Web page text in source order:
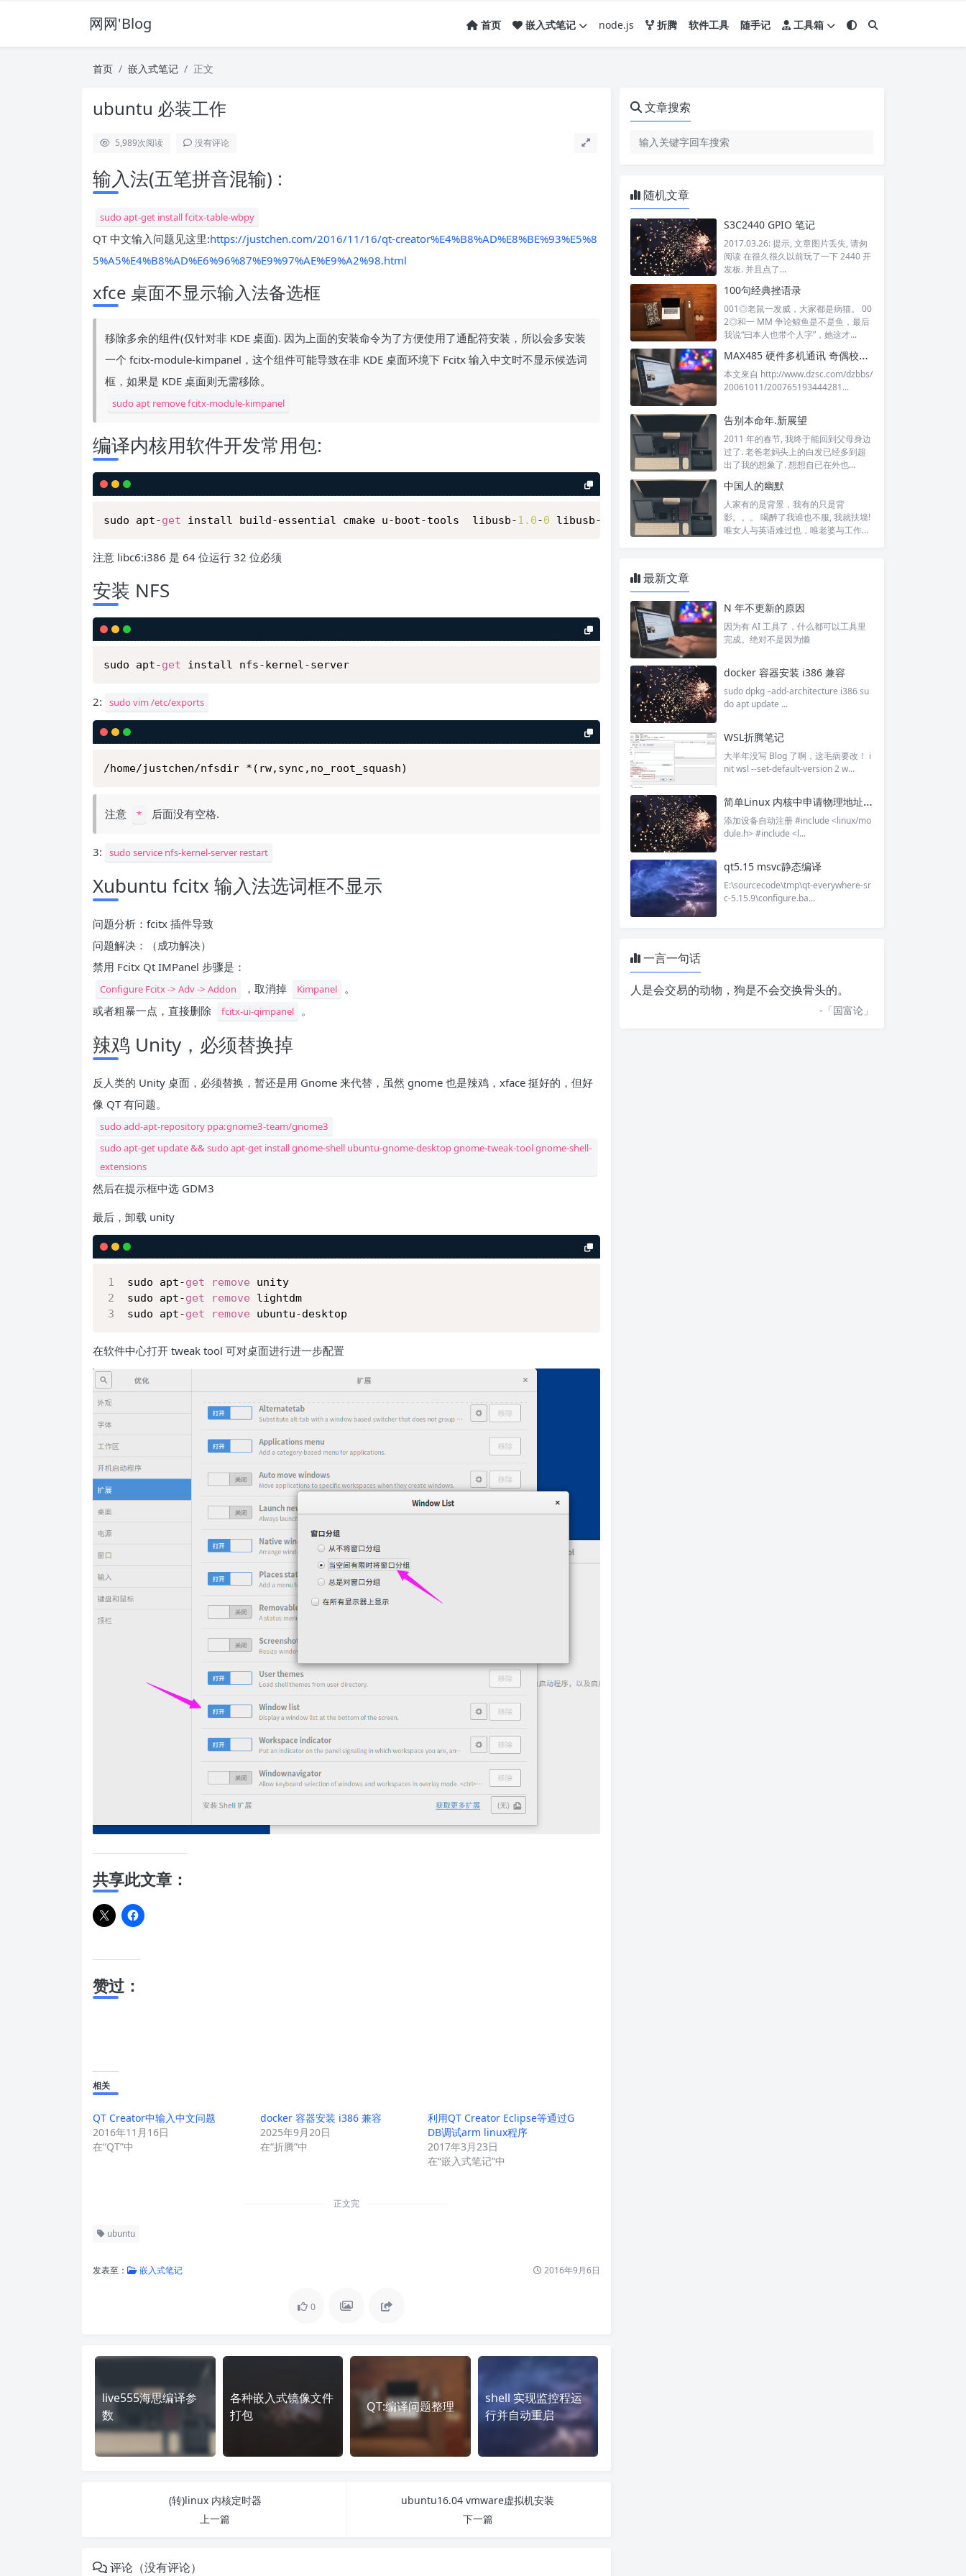
网网'Blog 首页 嵌入式笔记 node.js 折腾 软件工具 随手记 工具箱
首页 嵌入式笔记 正文
ubuntu 必装工作
5,989次阅读 没有评论
输入法(五笔拼音混输) :
sudo apt-get install fcitx-table-wbpy
QT 中文输入问题见这里:https://justchen.com/2016/11/16/qt-creator%E4%B8%AD%E8%BE%93%E5%8
5%A5%E4%B8%AD%E6%96%87%E9%97%AE%E9%A2%98.html
xfce 桌面不显示输入法备选框
移除多余的组件(仅针对非 KDE 桌面). 因为上面的安装命令为了方便使用了通配符安装，所以会多安装
一个 fcitx-module-kimpanel，这个组件可能导致在非 KDE 桌面环境下 Fcitx 输入中文时不显示候选词
框，如果是 KDE 桌面则无需移除。
sudo apt remove fcitx-module-kimpanel
编译内核用软件开发常用包:
sudo apt-get install build-essential cmake u-boot-tools  libusb-1.0-0 libusb- -dev git wget fakeroot kernel-package
注意 libc6:i386 是 64 位运行 32 位必须
安装 NFS
sudo apt-get
2: sudo vim /etc/exports
注意 * 后面没有空格.
3: sudo service nfs-kernel-server restart
Xubuntu fcitx 输入法选词框不显示
问题分析：fcitx 插件导致
问题解决：（成功解决）
禁用 Fcitx Qt IMPanel 步骤是：
Configure Fcitx -> Adv -> Addon ，取消掉 Kimpanel
。
或者粗暴一点，直接删除
fcitx-ui-qimpanel 。
辣鸡 Unity，必须替换掉
反人类的 Unity 桌面，必须替换，暂还是用 Gnome 来代替，虽然 gnome 也是辣鸡，xface 挺好的，但好
像 QT 有问题。
sudo add-apt-repository ppa:gnome3-team/gnome3
sudo apt-get update && sudo apt-get install gnome-shell ubuntu-gnome-desktop gnome-tweak-tool gnome-shell-
extensions
然后在提示框中选 GDM3
最后，卸载 unity
sudo apt-get remove unity
sudo apt-get remove lightdm
sudo apt-get remove ubuntu-desktop
在软件中心打开 tweak tool 可对桌面进行进一步配置
共享此文章：
赞过：
相关
QT Creator中输入中文问题
2016年11月16日
在“QT”中
docker 容器安装 i386 兼容
2025年9月20日
在“折腾”中
利用QT Creator Eclipse等通过G
DB调试arm linux程序
2017年3月23日
在“嵌入式笔记”中
正文完
ubuntu
发表至： 嵌入式笔记 2016年9月6日
0
live555海思编译参
数
各种嵌入式镜像文件
打包
QT:编译问题整理
shell 实现监控程运
行并自动重启
(转)linux 内核定时器
上一篇
ubuntu16.04 vmware虚拟机安装
下一篇
评论（没有评论）
文章搜索
随机文章
S3C2440 GPIO 笔记
2017.03.26: 提示, 文章图片丢失, 请匆
阅读 在很久很久以前玩了一下 2440 开
发板. 并且点了...
100句经典挫语录
001◎老鼠一发威，大家都是病猫。 00
2◎和一 MM 争论鲸鱼是不是鱼，最后
我说“曰本人也带个人字”，她这才...
MAX485 硬件多机通讯 奇偶校验 帧校验 crc8校验 可实际应用
本文來自 http://www.dzsc.com/dzbbs/
20061011/200765193444281...
告别本命年.新展望
2011 年的春节, 我终于能回到父母身边
过了. 老爸老妈头上的白发已经多到超
出了我的想象了. 想想自已在外也...
中国人的幽默
人家有的是背景，我有的只是背
影。。。 喝醉了我谁也不服, 我就扶墙!
唯女人与英语难过也，唯老婆与工作难
最新文章
N 年不更新的原因
因为有 AI 工具了，什么都可以工具里
完成。绝对不是因为懒
docker 容器安装 i386 兼容
sudo dpkg –add-architecture i386 su
do apt update ...
WSL折腾笔记
大半年没写 Blog 了啊，这毛病要改！ i
nit wsl --set-default-version 2 w...
简单Linux 内核中申请物理地址方式
添加设备自动注册 #include <linux/mo
dule.h> #include <l...
qt5.15 msvc静态编译
E:\sourcecode\tmp\qt-everywhere-sr
c-5.15.9\configure.ba...
一言一句话
人是会交易的动物，狗是不会交换骨头的。
-「国富论 」